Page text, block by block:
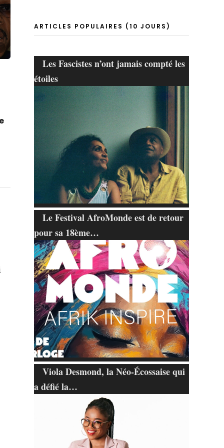
ARTICLES POPULAIRES (10 JOURS)
Les Fascistes n’ont jamais compté les
étoiles
Le Festival AfroMonde est de retour
pour sa 18ème…
Viola Desmond, la Néo-Écossaise qui
a défié la…